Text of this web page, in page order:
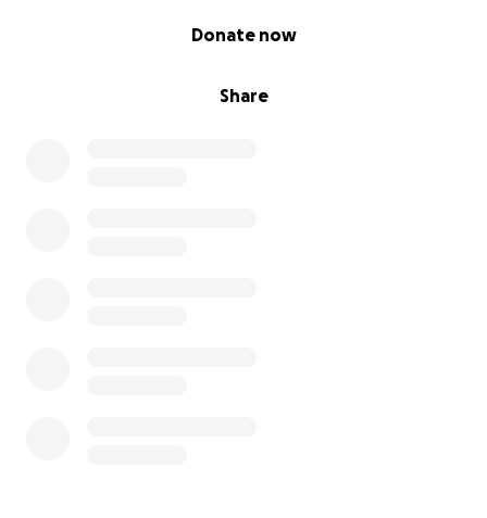
Share
Donate now